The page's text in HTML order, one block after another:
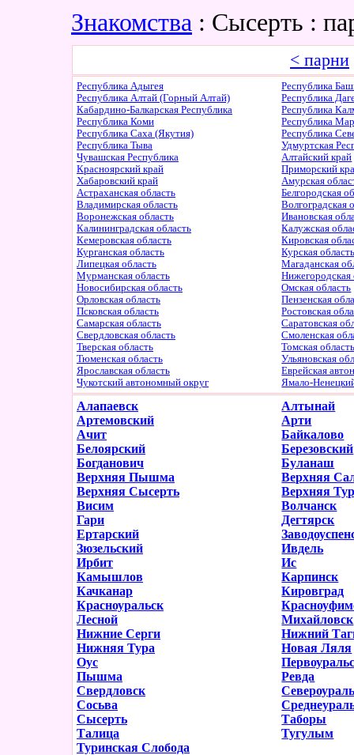
Знакомства : Сысерть :
< парни
Республика Адыгея
Республика
Республика Алтай (Горный Алтай)
Республика
Кабардино-Балкарская Республика
Республика
Республика Коми
Республика
Республика Саха (Якутия)
Республика
Республика Тыва
Удмуртская
Чувашская Республика
Алтайский край
Красноярский край
Приморский
Хабаровский край
Амурская
Астраханская область
Белгородская
Владимирская область
Волгоградская
Воронежская область
Ивановская
Калининградская область
Калужская
Кемеровская область
Кировская
Курганская область
Курская
Липецкая область
Магаданская
Мурманская область
Нижегородская
Новосибирская область
Омская область
Орловская область
Пензенская
Псковская область
Ростовская
Самарская область
Саратовская
Свердловская область
Смоленская
Тверская область
Томская
Тюменская область
Ульяновская
Ярославская область
Еврейская
Чукотский автономный округ
Ямало-
Алапаевск
Алтынай
Артемовский
Арти
Ачит
Байкалово
Белоярский
Березовский
Богданович
Буланаш
Верхняя Пышма
Верхняя
Верхняя Сысерть
Верхняя
Висим
Волчанск
Гари
Дегтярск
Ертарский
Зюзельский
Ивдель
Ирбит
Ис
Камышлов
Карпинск
Качканар
Кировград
Красноуральск
Лесной
Михайловск
Нижние Серги
Нижний
Нижняя Тура
Новая Ляля
Оус
Пышма
Ревда
Свердловск
Сосьва
Сысерть
Таборы
Талица
Тугулым
Туринская Слобода